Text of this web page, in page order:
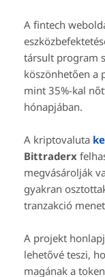
A fintech
társult program
köszönhetően a
mint 35%-kal
hónapjában.
A kriptovaluta
Bittraderx
megvásárolják
gyakran
tranzakció
A projekt
lehetővé teszi,
magának a